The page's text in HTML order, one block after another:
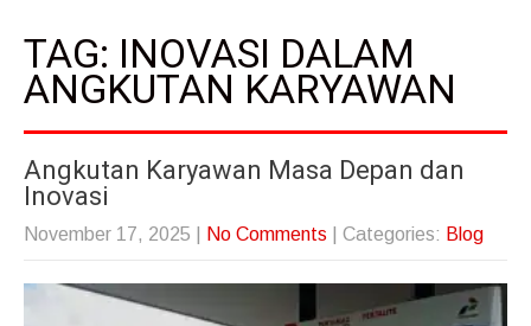
TAG: INOVASI DALAM
ANGKUTAN KARYAWAN
Angkutan Karyawan Masa Depan dan
Inovasi
November 17, 2025 No Comments | Categories: Blog